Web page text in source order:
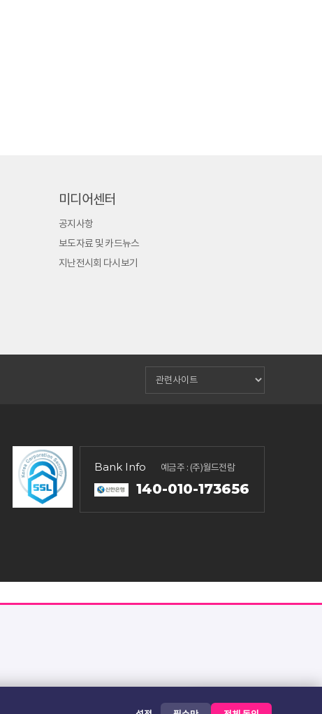
미디어센터
공지사항
보도자료 및 카드뉴스
지난전시회 다시보기
Bank Info 예금주 : (주)월드전람
140-010-173656
📱 내 입장 QR 확인